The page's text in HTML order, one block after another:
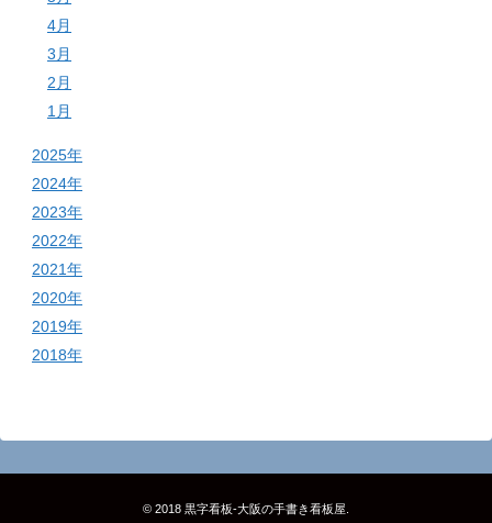
4月
3月
2月
1月
2025年
2024年
2023年
2022年
2021年
2020年
2019年
2018年
© 2018 黒字看板‐大阪の手書き看板屋